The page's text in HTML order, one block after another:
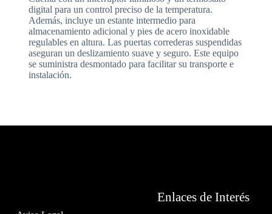
digital para un control preciso de la temperatura.
Además, incluye un estante intermedio para
almacenamiento adicional y pies de acero inoxidable
regulables en altura. Las puertas correderas suspendidas
aseguran un deslizamiento suave y seguro. Este equipo
se suministra desmontado para facilitar su transporte e
instalación.
Enlaces de Interés